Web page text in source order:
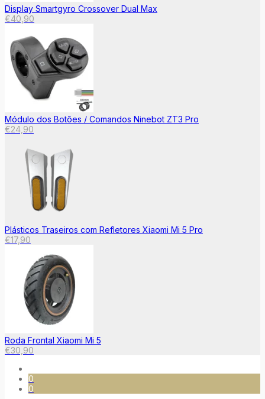
Display Smartgyro Crossover Dual Max
€40,90
Módulo dos Botões / Comandos Ninebot ZT3 Pro
€24,90
Plásticos Traseiros com Refletores Xiaomi Mi 5 Pro
€17,90
Roda Frontal Xiaomi Mi 5
€30,90
0
0